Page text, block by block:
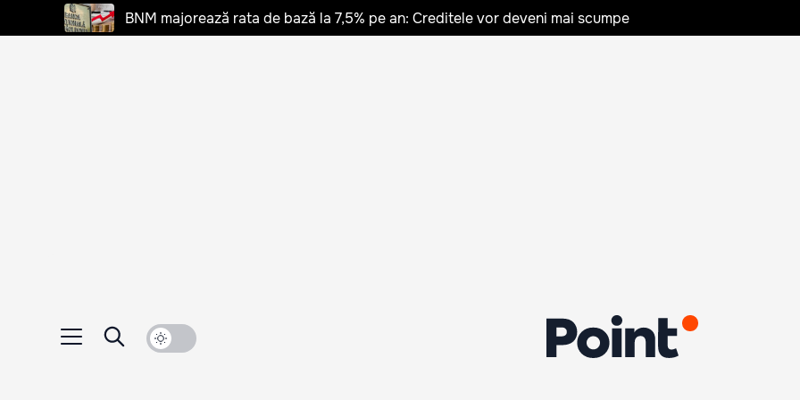
BNM majorează rata de bază la 7,5% pe an: Creditele vor deveni mai scumpe